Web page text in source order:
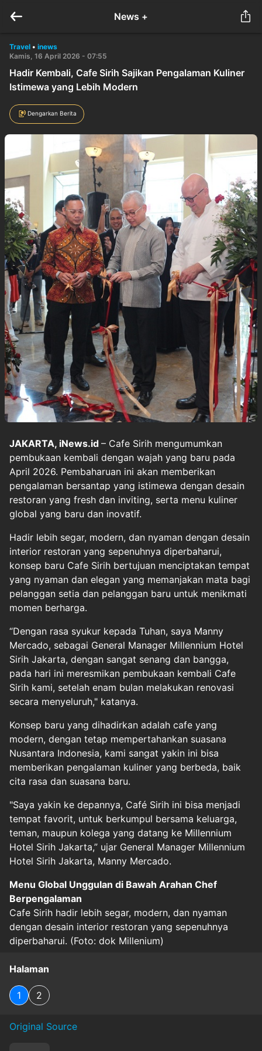
News +
Travel • inews
Kamis, 16 April 2026 - 07:55
Hadir Kembali, Cafe Sirih Sajikan Pengalaman Kuliner
Istimewa yang Lebih Modern
Dengarkan Berita
JAKARTA, iNews.id – Cafe Sirih mengumumkan
pembukaan kembali dengan wajah yang baru pada
April 2026. Pembaharuan ini akan memberikan
pengalaman bersantap yang istimewa dengan desain
restoran yang fresh dan inviting, serta menu kuliner
global yang baru dan inovatif.
Hadir lebih segar, modern, dan nyaman dengan desain
interior restoran yang sepenuhnya diperbaharui,
konsep baru Cafe Sirih bertujuan menciptakan tempat
yang nyaman dan elegan yang memanjakan mata bagi
pelanggan setia dan pelanggan baru untuk menikmati
momen berharga.
“Dengan rasa syukur kepada Tuhan, saya Manny
Mercado, sebagai General Manager Millennium Hotel
Sirih Jakarta, dengan sangat senang dan bangga,
pada hari ini meresmikan pembukaan kembali Cafe
Sirih kami, setelah enam bulan melakukan renovasi
secara menyeluruh," katanya.
Konsep baru yang dihadirkan adalah cafe yang
modern, dengan tetap mempertahankan suasana
Nusantara Indonesia, kami sangat yakin ini bisa
memberikan pengalaman kuliner yang berbeda, baik
cita rasa dan suasana baru.
"Saya yakin ke depannya, Café Sirih ini bisa menjadi
tempat favorit, untuk berkumpul bersama keluarga,
teman, maupun kolega yang datang ke Millennium
Hotel Sirih Jakarta,” ujar General Manager Millennium
Hotel Sirih Jakarta, Manny Mercado.
Menu Global Unggulan di Bawah Arahan Chef
Berpengalaman
Cafe Sirih hadir lebih segar, modern, dan nyaman
dengan desain interior restoran yang sepenuhnya
diperbaharui. (Foto: dok Millenium)
Halaman
1 2
Original Source